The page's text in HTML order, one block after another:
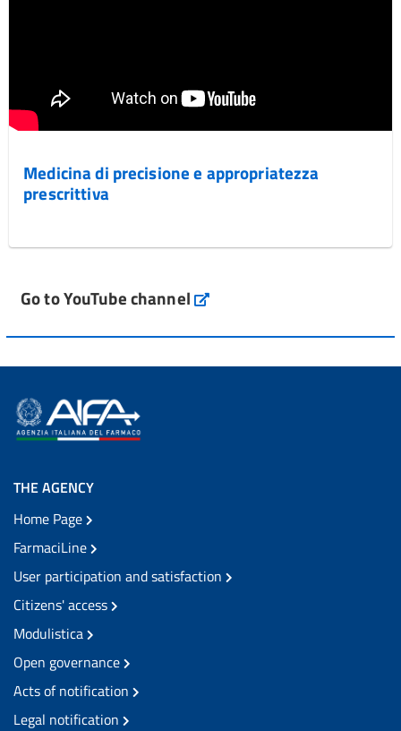
Medicina di precisione e appropriatezza
prescrittiva
Go to YouTube channel
THE AGENCY
Home Page
FarmaciLine
User participation and satisfaction
Citizens' access
Modulistica
Open governance
Acts of notification
Legal notification